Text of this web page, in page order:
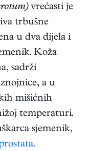
vrećasti je
trbušne
u dva dijela i
Koža
sadrži
a u
mišićnih
temperaturi.
sjemenik,
.